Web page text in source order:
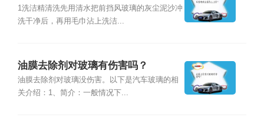
1洗洁精清洗先用清水把前挡风玻璃的灰尘泥沙冲
洗干净后，再用毛巾沾上洗洁...
油膜去除剂对玻璃有伤害吗？
油膜去除剂对玻璃没伤害。以下是汽车玻璃的相
关介绍：1、简介：一般情况下...